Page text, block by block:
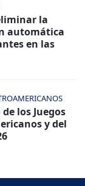
la
automática
en las
los Juegos
y del